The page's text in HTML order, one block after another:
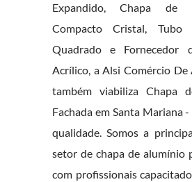
Expandido, Chapa de
Compacto Cristal, Tubo
Quadrado e Fornecedor
Acrílico, a Alsi Comércio
também viabiliza Chapa
Fachada em Santa Mariana
qualidade. Somos a
setor de chapa de alumínio
com profissionais